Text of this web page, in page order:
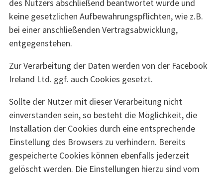
des Nutzers abschließend beantwortet wurde und
keine gesetzlichen Aufbewahrungspflichten, wie z.B.
bei einer anschließenden Vertragsabwicklung,
entgegenstehen.
Zur Verarbeitung der Daten werden von der Facebook
Ireland Ltd. ggf. auch Cookies gesetzt.
Sollte der Nutzer mit dieser Verarbeitung nicht
einverstanden sein, so besteht die Möglichkeit, die
Installation der Cookies durch eine entsprechende
Einstellung des Browsers zu verhindern. Bereits
gespeicherte Cookies können ebenfalls jederzeit
gelöscht werden. Die Einstellungen hierzu sind vom